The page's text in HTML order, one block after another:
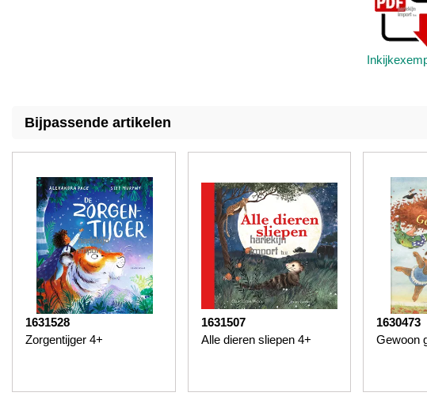
Bijpassende artikelen
1631528
Zorgentijger 4+
1631507
Alle dieren sliepen 4+
1630473
Gewoon